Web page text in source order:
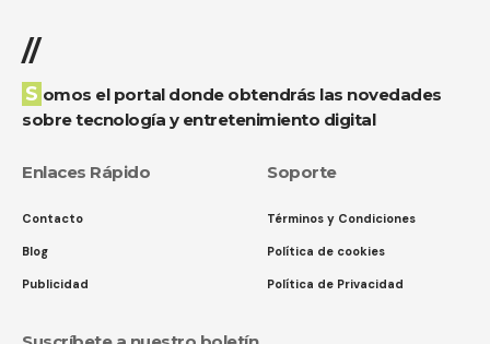
//
Somos el portal donde obtendrás las novedades
sobre tecnología y entretenimiento digital
Enlaces Rápido
Contacto
Blog
Publicidad
Soporte
Términos y Condiciones
Política de cookies
Política de Privacidad